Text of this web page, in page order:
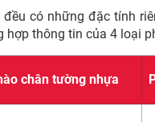
có những đặc tính
hợp thông tin của 4 loại
chân tường nhựa